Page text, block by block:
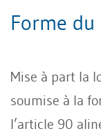
Forme
Mise à part la
soumise à la
l’article 90